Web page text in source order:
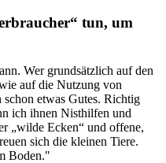
tun, um
Wer grundsätzlich auf den
auf die Nutzung von
etwas Gutes. Richtig
ich ihnen Nisthilfen und
„wilde Ecken“ und offene,
sich die kleinen Tiere.
Boden."